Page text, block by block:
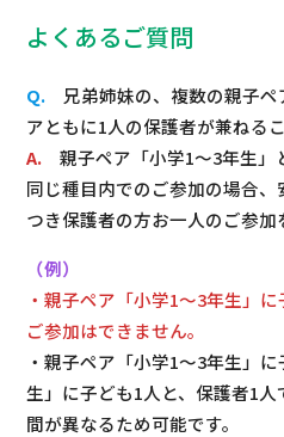
よくあるご質問
Q. 兄弟姉妹の、複数の親子
アともに1人の保護者が兼ねる
A. 親子ペア「小学1～3年生」
同じ種目内でのご参加の場合
つき保護者の方お一人のご参加
（例）
・親子ペア「小学1～3年生」
ご参加はできません。
・親子ペア「小学1～3年生」
生」に子ども1人と、保護者1
間が異なるため可能です。